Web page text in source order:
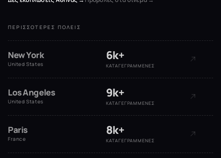
ΠΕΡΙΣΣΌΤΕΡΕΣ ΠΌΛΕΙΣ
New York
United States
6k+
ΚΑΤΑΓΕΓΡΑΜΜΈΝΕΣ
Los Angeles
United States
9k+
ΚΑΤΑΓΕΓΡΑΜΜΈΝΕΣ
Paris
France
8k+
ΚΑΤΑΓΕΓΡΑΜΜΈΝΕΣ